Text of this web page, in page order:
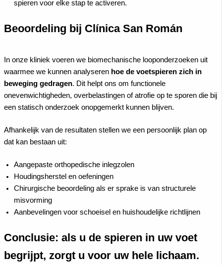
spieren voor elke stap te activeren.
Beoordeling bij Clínica San Román
In onze kliniek voeren we biomechanische looponderzoeken uit
waarmee we kunnen analyseren hoe de voetspieren zich in
beweging gedragen. Dit helpt ons om functionele
onevenwichtigheden, overbelastingen of atrofie op te sporen die bij
een statisch onderzoek onopgemerkt kunnen blijven.
Afhankelijk van de resultaten stellen we een persoonlijk plan op
dat kan bestaan uit:
Aangepaste orthopedische inlegzolen
Houdingsherstel en oefeningen
Chirurgische beoordeling als er sprake is van structurele
misvorming
Aanbevelingen voor schoeisel en huishoudelijke richtlijnen
Conclusie: als u de spieren in uw voet
begrijpt, zorgt u voor uw hele lichaam.